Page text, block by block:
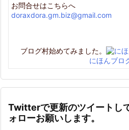
お問合せはこちらへ
doraxdora.gm.biz@gmail.com
ブログ村始めてみました。
にほんブロ
Twitterで更新のツイートし
ォローお願いします。